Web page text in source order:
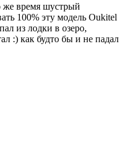
же время шустрый
100% эту модель Oukitel
из лодки в озеро,
:) как будто бы и не падал